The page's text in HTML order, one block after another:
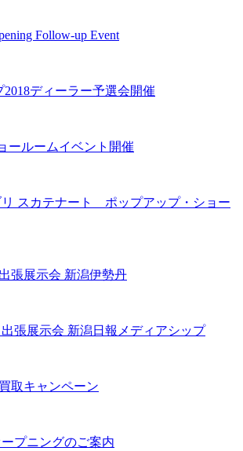
Follow-up Event
ディーラー予選会開催
ールームイベント開催
リ スカテナート ポップアップ・ショー
張展示会 新潟伊勢丹
張展示会 新潟日報メディアシップ
取キャンペーン
プニングのご案内